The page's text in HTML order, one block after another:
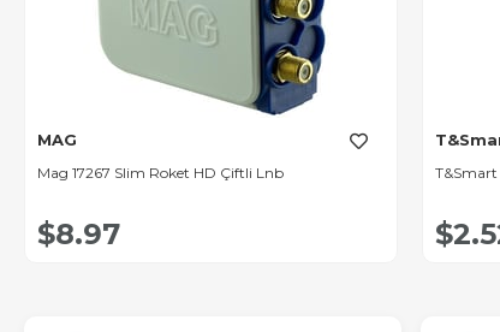
MAG
Mag 17267 Slim Roket HD Çiftli Lnb
$8.97